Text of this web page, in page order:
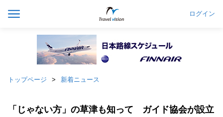
ログイン
トップページ 新着ニュース
「じゃない方」の草津も知って ガイド協会が設立